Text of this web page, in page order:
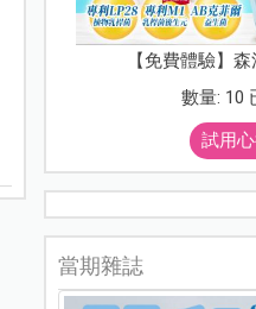
【免費體驗】
數量: 10
試用
當期雜誌